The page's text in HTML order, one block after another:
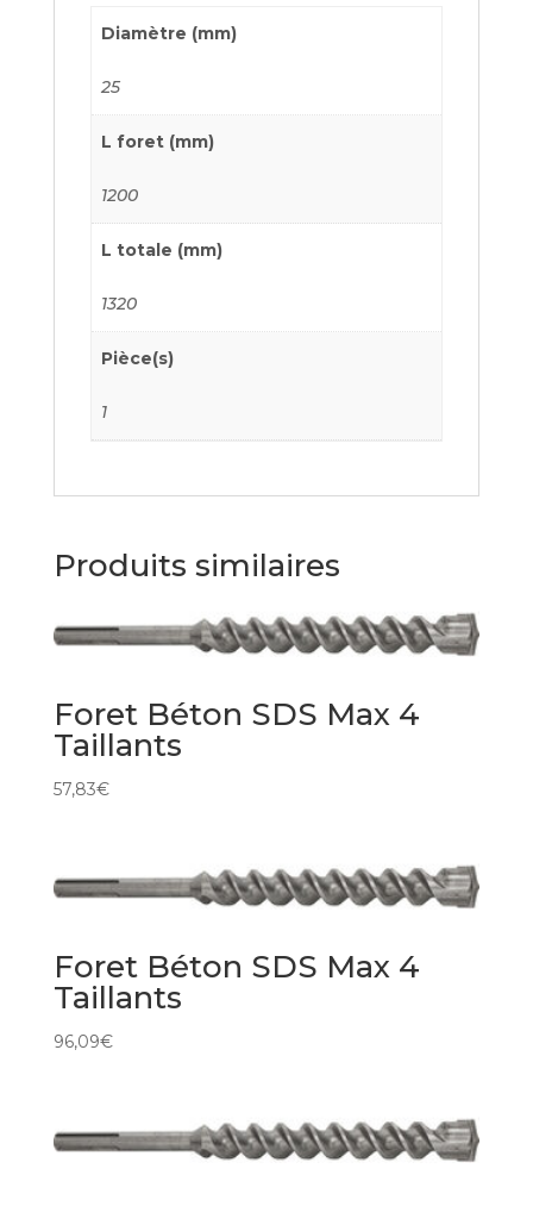
Diamètre (mm)
25
L foret (mm)
1200
L totale (mm)
1320
Pièce(s)
1
Produits similaires
Foret Béton SDS Max 4
Taillants
57,83€
Foret Béton SDS Max 4
Taillants
96,09€